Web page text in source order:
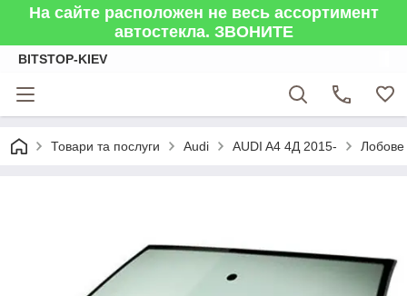
На сайте расположен не весь ассортимент
автостекла. ЗВОНИТЕ
BITSTOP-KIEV
Товари та послуги Audi AUDI A4 4Д 2015- Лобове